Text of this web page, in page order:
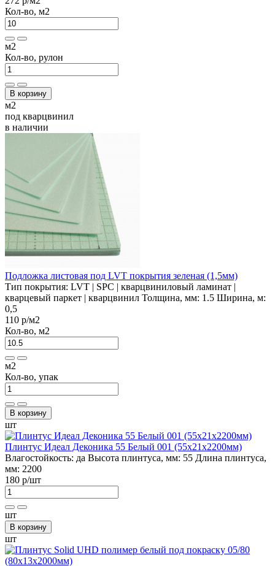
Кол-во, м2
м2
Кол-во, рулон
В корзину
м2
под кварцвинил
в наличии
Подложка листовая под LVT покрытия зеленая (1,5мм)
Тип покрытия: LVT | SPC | кварцвиниловый ламинат |
кварцевый паркет | кварцвинил Толщина, мм: 1.5 Ширина, м:
0,5
110 р/м2
Кол-во, м2
м2
Кол-во, упак
В корзину
шт
Плинтус Идеал Деконика 55 Белый 001 (55х21х2200мм)
Влагостойкость: да Высота плинтуса, мм: 55 Длина плинтуса,
мм: 2200
180 р/шт
шт
В корзину
шт